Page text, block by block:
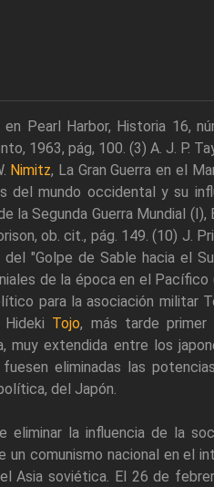
Pearl Harbor, Historia 16,
1963, pág, 100. (3) A. J. P.
Nimitz, La Gran Guerra en el
del mundo occidental y su
la Segunda Guerra Mundial
ob. cit., pág. 149. (10) J.
"Golpe de Sable hacia el
de la época en el Pacífico
para la asociación militar
Tojo, más tarde primer
muy extendida entre los
eliminadas las
del Japón.
eliminar la influencia de la
un comunismo nacional en el
Asia soviética. El 26 de